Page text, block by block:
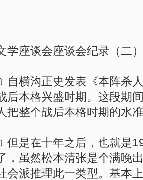
学座谈会座谈会纪录（二
自横沟正史发表《本阵杀
后本格兴盛时期。这段期
把整个战后本格时期的水
但是在十年之后，也就是
，虽然松本清张是个满晚
会派推理此一类型。基本